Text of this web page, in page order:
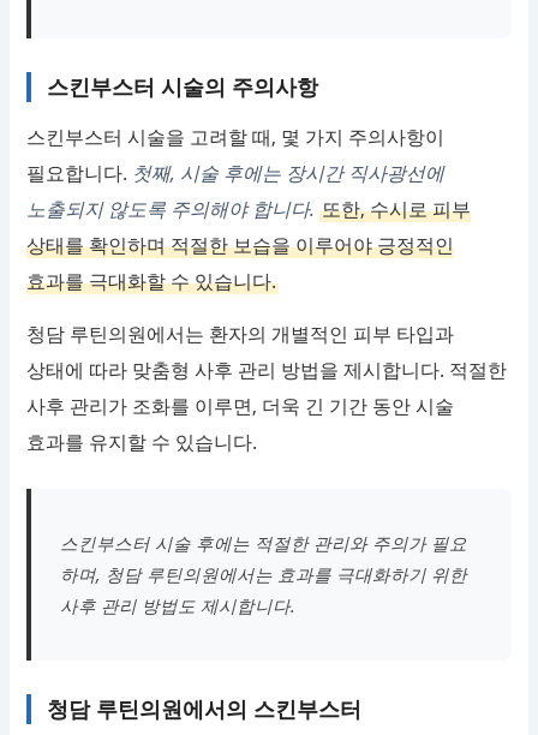
스킨부스터 시술의 주의사항
스킨부스터 시술을 고려할 때, 몇 가지 주의사항이
필요합니다. 첫째, 시술 후에는 장시간 직사광선에
노출되지 않도록 주의해야 합니다. 또한, 수시로 피부
상태를 확인하며 적절한 보습을 이루어야 긍정적인
효과를 극대화할 수 있습니다.
청담 루틴의원에서는 환자의 개별적인 피부 타입과
상태에 따라 맞춤형 사후 관리 방법을 제시합니다. 적절한
사후 관리가 조화를 이루면, 더욱 긴 기간 동안 시술
효과를 유지할 수 있습니다.
스킨부스터 시술 후에는 적절한 관리와 주의가 필요
하며, 청담 루틴의원에서는 효과를 극대화하기 위한
사후 관리 방법도 제시합니다.
청담 루틴의원에서의 스킨부스터